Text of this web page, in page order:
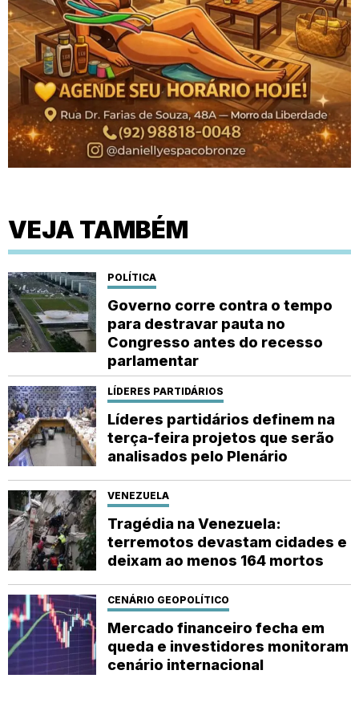
VEJA TAMBÉM
POLÍTICA
Governo corre contra o tempo
para destravar pauta no
Congresso antes do recesso
parlamentar
LÍDERES PARTIDÁRIOS
Líderes partidários definem na
terça-feira projetos que serão
analisados pelo Plenário
VENEZUELA
Tragédia na Venezuela:
terremotos devastam cidades e
deixam ao menos 164 mortos
CENÁRIO GEOPOLÍTICO
Mercado financeiro fecha em
queda e investidores monitoram
cenário internacional